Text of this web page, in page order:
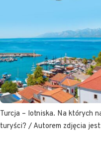
Turcja – lotniska. Na których
turyści? / Autorem zdjęcia